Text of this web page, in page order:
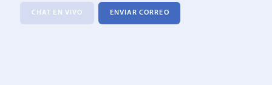
CHAT EN VIVO ENVIAR CORREO